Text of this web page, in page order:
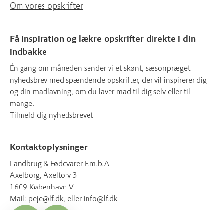
Om vores opskrifter
Få inspiration og lækre opskrifter direkte i din
indbakke
Én gang om måneden sender vi et skønt, sæsonpræget
nyhedsbrev med spændende opskrifter, der vil inspirerer dig
og din madlavning, om du laver mad til dig selv eller til
mange.
Tilmeld dig nyhedsbrevet
Kontaktoplysninger
Landbrug & Fødevarer F.m.b.A
Axelborg, Axeltorv 3
1609 København V
Mail: peje@lf.dk, eller info@lf.dk